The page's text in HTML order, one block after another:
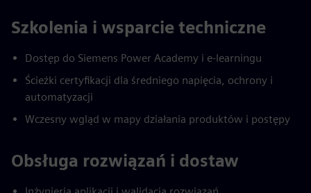
Szkolenia i wsparcie techniczne
Dostęp do Siemens Power Academy i e-learningu
Ścieżki certyfikacji dla średniego napięcia, ochrony i
automatyzacji
Wczesny wgląd w mapy działania produktów i postępy
Obsługa rozwiązań i dostaw